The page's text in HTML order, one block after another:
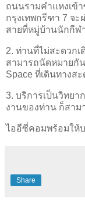
ถนนรามคำแหงเข้
กรุงเทพกรีฑา 7 จ
สายที่หมู่บ้านนักกีฬ
2. ท่านที่ไม่สะดวก
สามารถนัดหมายกั
Space ที่เดินทางส
3. บริการเป็นวิทย
งานของท่าน ก็สาม
ไออีซี่คอมพร้อมให้
Share